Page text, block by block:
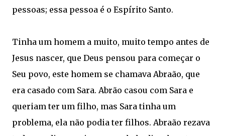
pessoas; essa pessoa é o Espírito Santo.
Tinha um homem a muito, muito tempo antes de
Jesus nascer, que Deus pensou para começar o
Seu povo, este homem se chamava Abraão, que
era casado com Sara. Abrão casou com Sara e
queriam ter um filho, mas Sara tinha um
problema, ela não podia ter filhos. Abraão rezava